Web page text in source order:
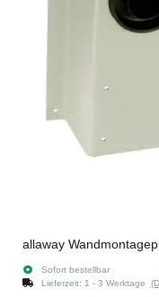
allaway
Sofort bestellbar
Lieferzeit: 1 - 3 Werktage